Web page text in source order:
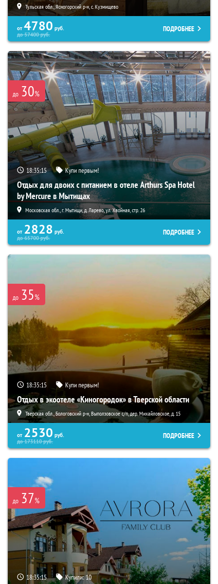
Тульская обл., Ясногорский р-н, с. Кузмищево
от 4780 руб.
до57400руб.
ПОДРОБНЕЕ
до 30%
18:35:14 Купи первым!
Отдых для двоих с питанием в отеле Arthurs Spa Hotel
by Mercure в Мытищах
Московская обл., г. Мытищи, д. Ларево, ул. Хвойная, стр. 26
от 2828 руб.
до65700руб.
ПОДРОБНЕЕ
до 35%
18:35:14 Купи первым!
Отдых в экоотеле «Киногородок» в Тверской области
Тверская обл., Бологовский р-н, Выползовское с/п, дер. Михайловское, д. 15
от 2530 руб.
до173110руб.
ПОДРОБНЕЕ
до 37%
18:35:14 Купили:10